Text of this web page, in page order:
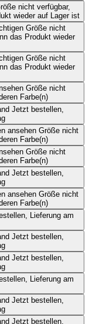
nicht verfügbar,
wieder auf Lager ist
Größe nicht
das Produkt wieder
Größe nicht
das Produkt wieder
Größe nicht
Farbe(n)
Jetzt bestellen,
ansehen Größe nicht
Farbe(n)
Größe nicht
Farbe(n)
Jetzt bestellen,
ansehen Größe nicht
Farbe(n)
Lieferung am
Jetzt bestellen,
Jetzt bestellen,
Lieferung am
Jetzt bestellen,
Jetzt bestellen,